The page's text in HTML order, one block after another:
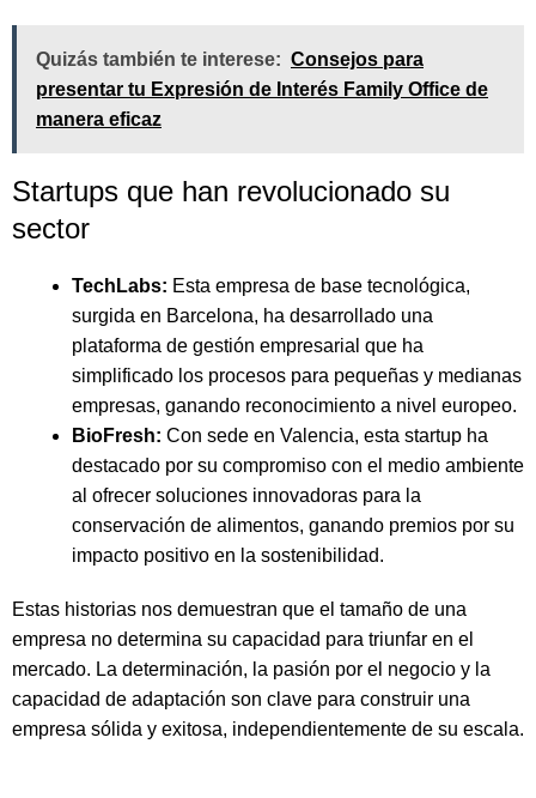
Quizás también te interese: Consejos para
presentar tu Expresión de Interés Family Office de
manera eficaz
Startups que han revolucionado su
sector
TechLabs: Esta empresa de base tecnológica,
surgida en Barcelona, ha desarrollado una
plataforma de gestión empresarial que ha
simplificado los procesos para pequeñas y medianas
empresas, ganando reconocimiento a nivel europeo.
BioFresh: Con sede en Valencia, esta startup ha
destacado por su compromiso con el medio ambiente
al ofrecer soluciones innovadoras para la
conservación de alimentos, ganando premios por su
impacto positivo en la sostenibilidad.
Estas historias nos demuestran que el tamaño de una
empresa no determina su capacidad para triunfar en el
mercado. La determinación, la pasión por el negocio y la
capacidad de adaptación son clave para construir una
empresa sólida y exitosa, independientemente de su escala.